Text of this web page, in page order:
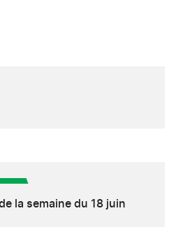
la semaine du 18 juin